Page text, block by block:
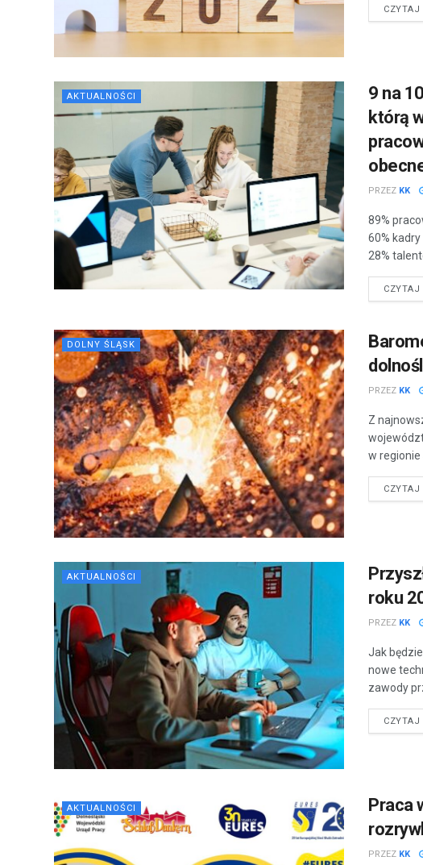
CZYTAJ
AKTUALNOŚCI
9 na
którą
PRZEZ KK
89%
60%
28%
CZYTAJ
DOLNY ŚLĄSK
PRZEZ KK
Z
w regionie
CZYTAJ
AKTUALNOŚCI
roku
PRZEZ KK
Jak
nowe
zawody
CZYTAJ
AKTUALNOŚCI
Praca
PRZEZ KK